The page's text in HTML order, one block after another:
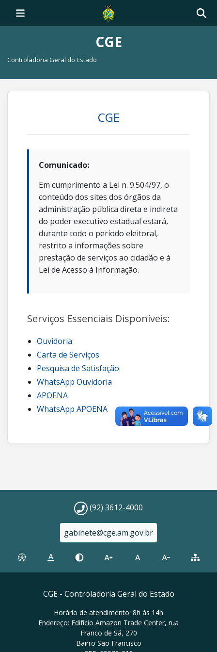
CGE
Controladoria Geral do Estado
CGE
Comunicado:
Em cumprimento a Lei n. 9.504/97, o
conteúdo dos sites dos órgãos da
administração pública direta e indireta
do poder executivo estadual estará,
durante todo o período eleitoral,
restrito a informações sobre
prestação de serviços ao cidadão e à
Lei de Acesso à Informação.
Serviços Essenciais Disponíveis:
Ouvidoria
Carta de Serviços
Pesquisa de Satisfação
WhatsApp Ouvidoria
APOENA
WhatsApp APOENA
(92) 3612-4000
gabinete@cge.am.gov.br
CGE - Controladoria Geral do Estado
Horário de atendimento: 8h às 14h
Endereço: Edifício Amazon Trade Center, rua
Franco de Sá, 270
Bairro São Francisco